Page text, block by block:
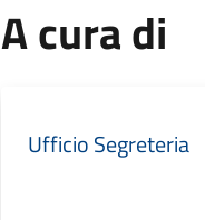
A cura di
Ufficio Segreteria